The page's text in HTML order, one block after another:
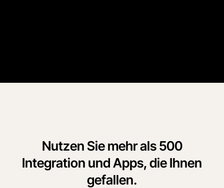
Nutzen Sie mehr als 500
Integration und Apps, die Ihnen
gefallen.